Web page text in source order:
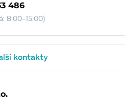
486
8:00–15:00)
kontakty